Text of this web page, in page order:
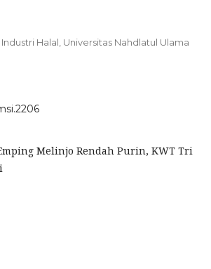
Halal, Universitas Nahdlatul Ulama
Melinjo Rendah Purin, KWT Tri